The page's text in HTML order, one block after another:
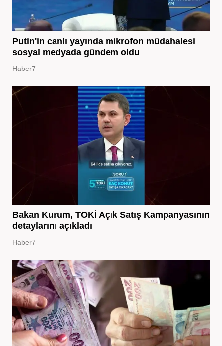
Putin'in canlı yayında mikrofon müdahalesi
sosyal medyada gündem oldu
Haber7
Bakan Kurum, TOKİ Açık Satış Kampanyasının
detaylarını açıkladı
Haber7